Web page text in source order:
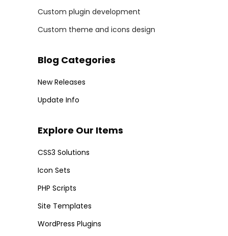
Custom plugin development
Custom theme and icons design
Blog Categories
New Releases
Update Info
Explore Our Items
CSS3 Solutions
Icon Sets
PHP Scripts
Site Templates
WordPress Plugins